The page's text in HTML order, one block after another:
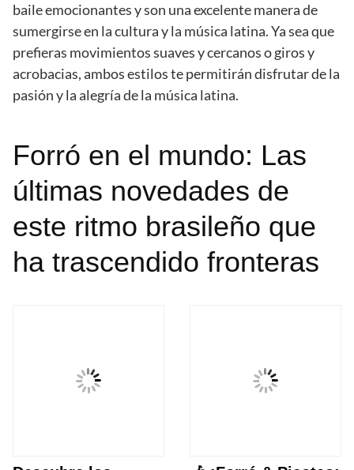
baile emocionantes y son una excelente manera de
sumergirse en la cultura y la música latina. Ya sea que
prefieras movimientos suaves y cercanos o giros y
acrobacias, ambos estilos te permitirán disfrutar de la
pasión y la alegría de la música latina.
Forró en el mundo: Las
últimas novedades de
este ritmo brasileño que
ha trascendido fronteras